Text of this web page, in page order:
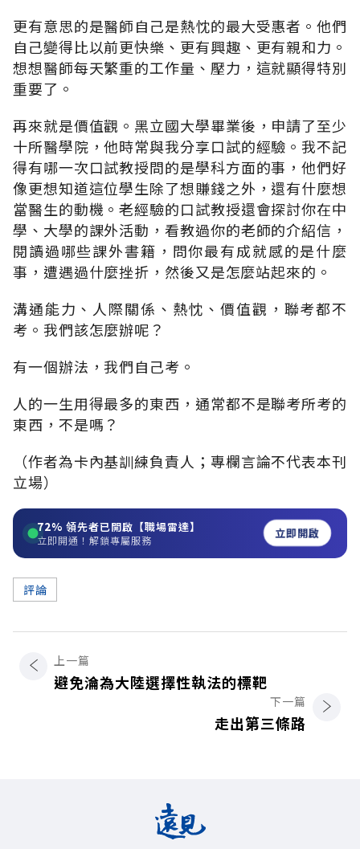
更有意思的是醫師自己是熱忱的最大受惠者。他們
自己變得比以前更快樂、更有興趣、更有親和力。
想想醫師每天繁重的工作量、壓力，這就顯得特別
重要了。
再來就是價值觀。黑立國大學畢業後，申請了至少
十所醫學院，他時常與我分享口試的經驗。我不記
得有哪一次口試教授問的是學科方面的事，他們好
像更想知道這位學生除了想賺錢之外，還有什麼想
當醫生的動機。老經驗的口試教授還會探討你在中
學、大學的課外活動，看教過你的老師的介紹信，
閱讀過哪些課外書籍，問你最有成就感的是什麼
事，遭遇過什麼挫折，然後又是怎麼站起來的。
溝通能力、人際關係、熱忱、價值觀，聯考都不
考。我們該怎麼辦呢？
有一個辦法，我們自己考。
人的一生用得最多的東西，通常都不是聯考所考的
東西，不是嗎？
（作者為卡內基訓練負責人；專欄言論不代表本刊
立場）
72% 領先者已開啟【職場雷達】
立即開通！解鎖專屬服務 立即開啟
評論
上一篇
避免淪為大陸選擇性執法的標靶
下一篇
走出第三條路